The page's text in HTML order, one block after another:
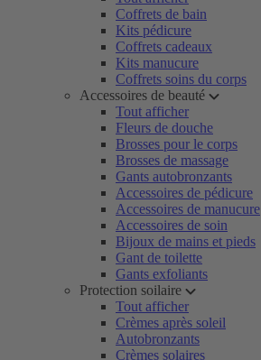
Coffrets de bain
Kits pédicure
Coffrets cadeaux
Kits manucure
Coffrets soins du corps
Accessoires de beauté
Tout afficher
Fleurs de douche
Brosses pour le corps
Brosses de massage
Gants autobronzants
Accessoires de pédicure
Accessoires de manucure
Accessoires de soin
Bijoux de mains et pieds
Gant de toilette
Gants exfoliants
Protection soilaire
Tout afficher
Crèmes après soleil
Autobronzants
Crèmes solaires